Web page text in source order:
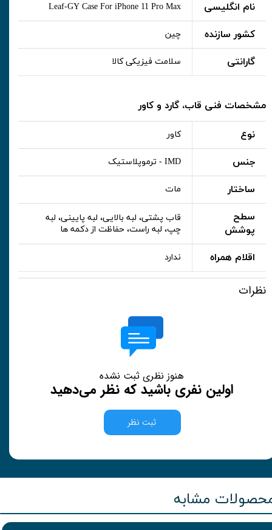
نام انگلیسی Leaf-GY Case For iPhone 11 Pro Max
کشور سازنده چین
گارانتی سلامت فیزیکی کالا
مشخصات فنی قاب، گارد و کاور
نوع کاور
جنس IMD - ترموپلاستیک
ساختار مات
سطح
پوشش
قاب پشتی، لبه بالایی، لبه پایینی، لبه
چپ، لبه راست، حفاظت از دکمه ها
اقلام همراه ندارد
نظرات
هنوز نظری ثبت نشده
اولین نفری باشید که نظر می‌دهید
ثبت نظر
مشابه